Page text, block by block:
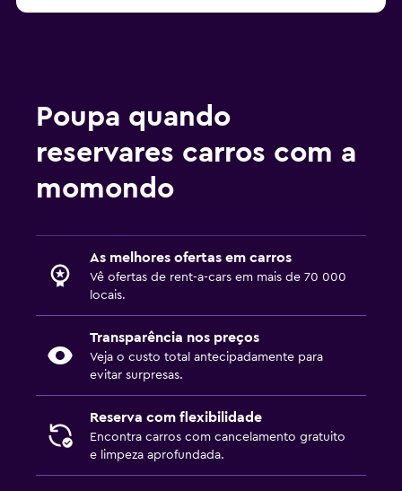
Poupa quando
reservares carros com a
momondo
As melhores ofertas em carros
Vê ofertas de rent-a-cars em mais de 70 000
locais.
Transparência nos preços
Veja o custo total antecipadamente para
evitar surpresas.
Reserva com flexibilidade
Encontra carros com cancelamento gratuito
e limpeza aprofundada.